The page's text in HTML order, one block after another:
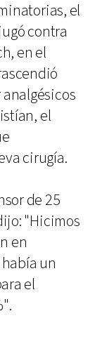
el
contra
en el
el
cirugía.
de 25
"Hicimos
en
un
el